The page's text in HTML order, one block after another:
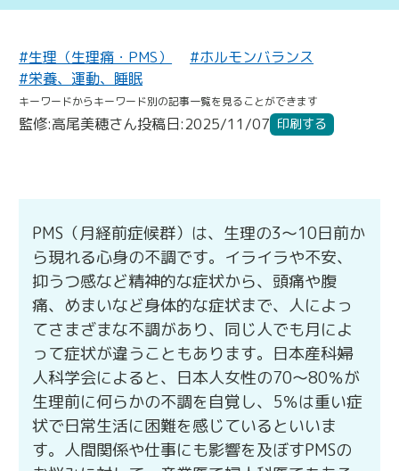
#生理（生理痛・PMS）
#ホルモンバランス
#栄養、運動、睡眠
キーワードからキーワード別の記事一覧を見ることができます
監修:高尾美穂さん投稿日:2025/11/07 印刷する
PMS（月経前症候群）は、生理の3～10日前か
ら現れる心身の不調です。イライラや不安、
抑うつ感など精神的な症状から、頭痛や腹
痛、めまいなど身体的な症状まで、人によっ
てさまざまな不調があり、同じ人でも月によ
って症状が違うこともあります。日本産科婦
人科学会によると、日本人女性の70～80％が
生理前に何らかの不調を自覚し、5％は重い症
状で日常生活に困難を感じているといいま
す。人間関係や仕事にも影響を及ぼすPMSの